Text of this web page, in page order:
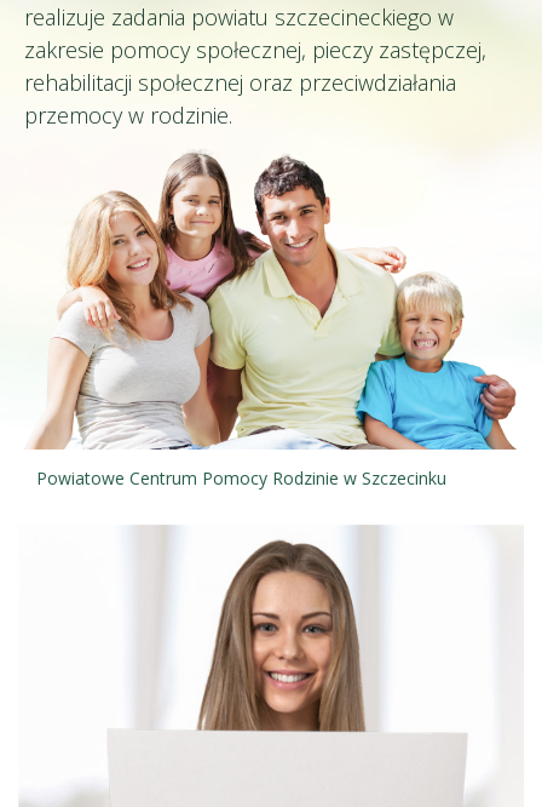
realizuje zadania powiatu szczecineckiego w
zakresie pomocy społecznej, pieczy zastępczej,
rehabilitacji społecznej oraz przeciwdziałania
przemocy w rodzinie.
Powiatowe Centrum Pomocy Rodzinie w Szczecinku